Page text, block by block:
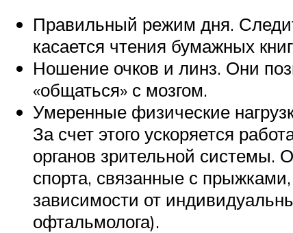
Правильный режим дня.
касается чтения бумажных
Ношение очков и линз. Они
«общаться» с мозгом.
Умеренные физические
За счет этого ускоряется
органов зрительной системы.
спорта, связанные с
зависимости от
офтальмолога).